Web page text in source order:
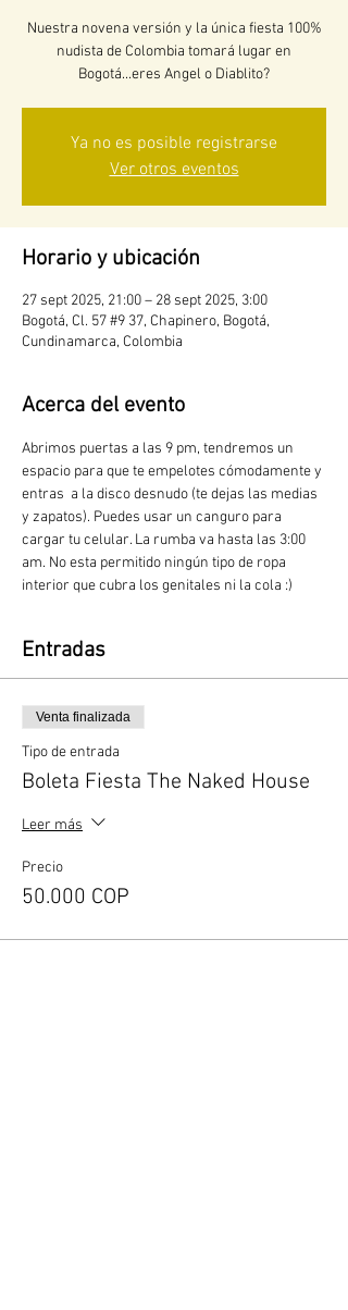
Nuestra novena versión y la única fiesta 100%
nudista de Colombia tomará lugar en
Bogotá...eres Angel o Diablito?
Ya no es posible registrarse
Ver otros eventos
Horario y ubicación
27 sept 2025, 21:00 – 28 sept 2025, 3:00
Bogotá, Cl. 57 #9 37, Chapinero, Bogotá,
Cundinamarca, Colombia
Acerca del evento
Abrimos puertas a las 9 pm, tendremos un
espacio para que te empelotes cómodamente y
entras  a la disco desnudo (te dejas las medias
y zapatos). Puedes usar un canguro para
cargar tu celular. La rumba va hasta las 3:00
am. No esta permitido ningún tipo de ropa
interior que cubra los genitales ni la cola :)
Entradas
Venta finalizada
Tipo de entrada
Boleta Fiesta The Naked House
Leer más
Precio
50.000 COP